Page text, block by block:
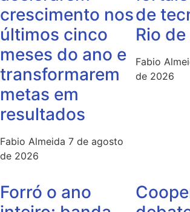
crescimento nos
últimos cinco
meses do ano e
transformarem
metas em
resultados
Fabio Almeida 7 de agosto
de 2026
de
Rio
Fabio
de 2026
Forró o ano